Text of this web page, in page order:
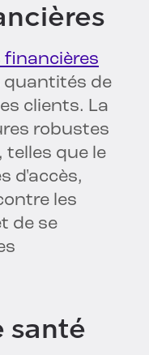
quantités de
clients. La
robustes
telles que le
d'accès,
les
de se
santé